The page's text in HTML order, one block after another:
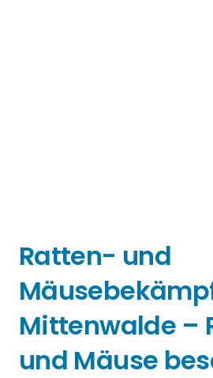
Ratten- und
Mittenwalde –
und Mäuse